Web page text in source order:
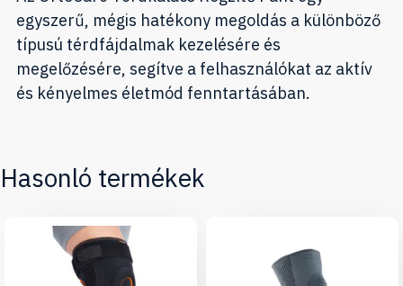
egyszerű, mégis hatékony megoldás a különböző
típusú térdfájdalmak kezelésére és
megelőzésére, segítve a felhasználókat az aktív
és kényelmes életmód fenntartásában.
Hasonló termékek